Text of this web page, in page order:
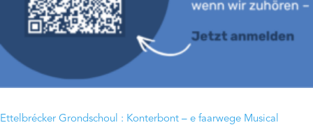
Ettelbrécker Grondschoul : Konterbont – e faarwege Musical